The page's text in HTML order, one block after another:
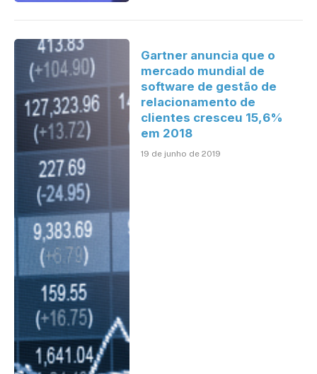
Gartner anuncia que o
mercado mundial de
software de gestão de
relacionamento de
clientes cresceu 15,6%
em 2018
19 de junho de 2019